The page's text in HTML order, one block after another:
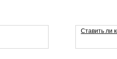
Ставить ли